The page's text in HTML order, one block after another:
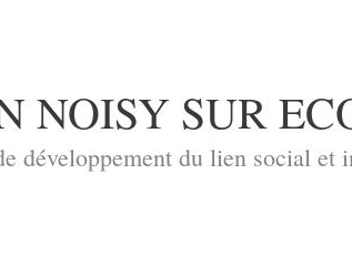
NOISY SUR
développement du lien social et